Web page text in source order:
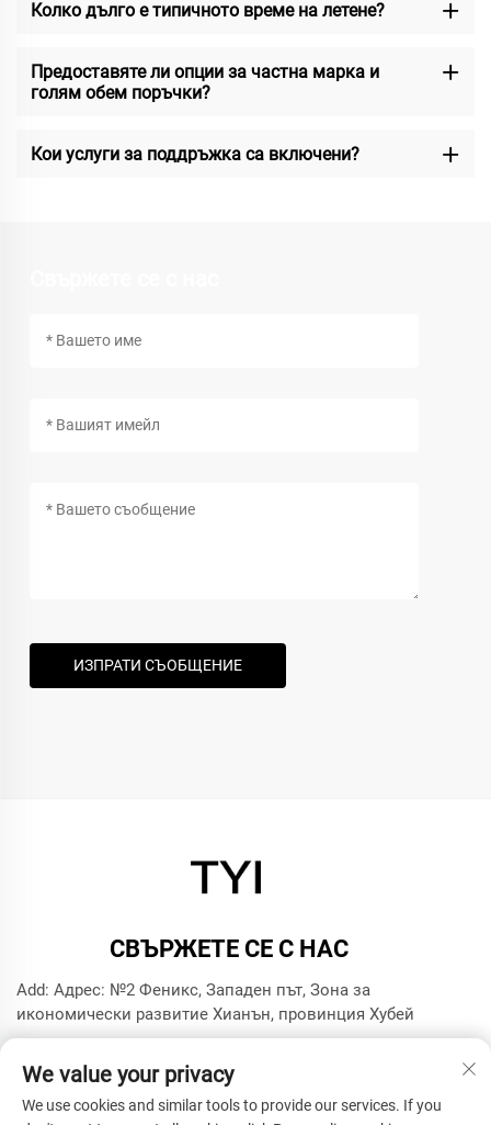
Колко дълго е типичното време на летене?
Предоставяте ли опции за частна марка и
голям обем поръчки?
Кои услуги за поддръжка са включени?
ИЗПРАТИ СЪОБЩЕНИЕ
СВЪРЖЕТЕ СЕ С НАС
Add: Адрес: №2 Феникс, Западен път, Зона за
икономически развитие Хианън, провинция Хубей
Имейл:[email protected]
We value your privacy
We use cookies and similar tools to provide our services. If you